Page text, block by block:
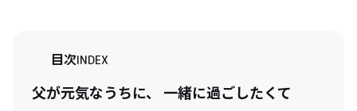
目次INDEX
父が元気なうちに、 一緒に過ごしたくて